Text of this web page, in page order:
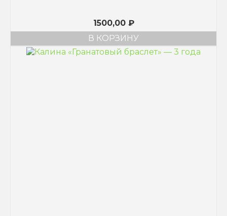
1500,00 ₽
В КОРЗИНУ